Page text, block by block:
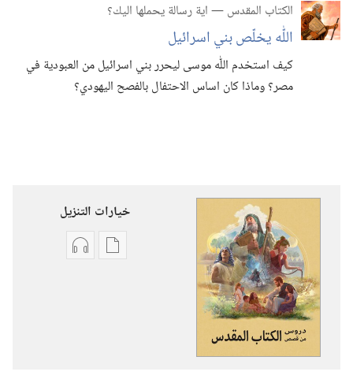
الكتاب المقدس —‏ اية رسالة يحملها اليك؟‏
اللّٰه يخلّص بني اسرائيل
كيف استخدم اللّٰه موسى ليحرر بني اسرائيل من العبودية في
مصر؟‏ وماذا كان اساس الاحتفال بالفصح اليهودي؟‏
خيارات التنزيل
خياراتخيارات